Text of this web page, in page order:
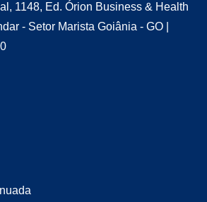
1148, Ed. Órion Business & Health
- Setor Marista Goiânia - GO |